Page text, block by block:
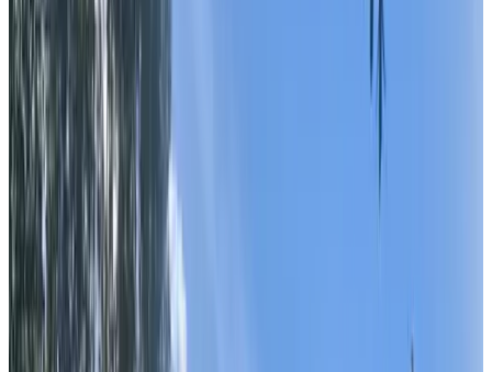
8.5
B&B Bij de Amstel
Amsterdam